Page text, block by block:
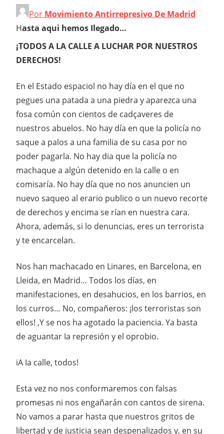
Por Movimiento Antirrepresivo De Madrid
Hasta aqui hemos Ilegado…
¡TODOS A LA CALLE A LUCHAR POR NUESTROS
DERECHOS!
En el Estado espaciol no hay día en el que no
pegues una patada a una piedra y aparezca una
fosa común con cientos de cadçaveres de
nuestros abuelos. No hay día en que Ia policía no
saque a palos a una familia de su casa por no
poder pagarla. No hay dia que la policía no
machaque a algún detenido en Ia calle o en
comisaría. No hay día que no nos anuncien un
nuevo saqueo al erario publico o un nuevo recorte
de derechos y encima se rían en nuestra cara.
Ahora, además, si lo denuncias, eres un terrorista
y te encarcelan.
Nos han machacado en Linares, en Barcelona, en
Lleida, en Madrid… Todos los días, en
manifestaciones, en desahucios, en los barrios, en
los curros… No, compañeros: ¡los terroristas son
ellos! ,Y se nos ha agotado la paciencia. Ya basta
de aguantar Ia represión y el oprobio.
iA Ia calle, todos!
Esta vez no nos conformaremos con falsas
promesas ni nos engañarán con cantos de sirena.
No vamos a parar hasta que nuestros gritos de
libertad y de justicia sean despenalizados y, en su